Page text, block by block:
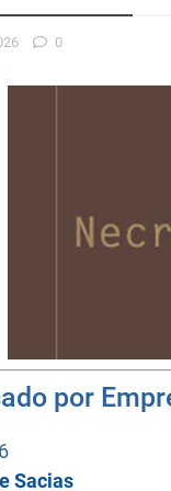
0
por
Sacias